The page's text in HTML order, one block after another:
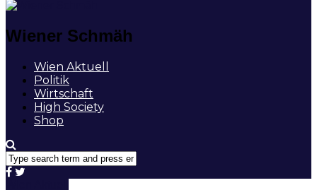
Wiener Schmäh
Wien Aktuell
Politik
Wirtschaft
High Society
Shop